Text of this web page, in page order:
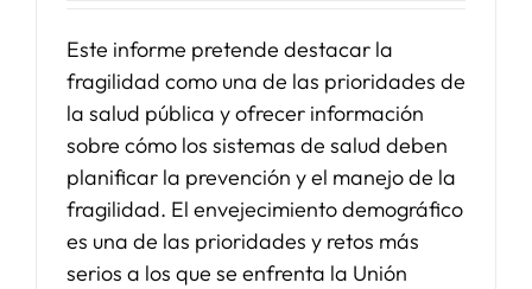
Este informe pretende destacar la
fragilidad como una de las prioridades de
la salud pública y ofrecer información
sobre cómo los sistemas de salud deben
planificar la prevención y el manejo de la
fragilidad. El envejecimiento demográfico
es una de las prioridades y retos más
serios a los que se enfrenta la Unión